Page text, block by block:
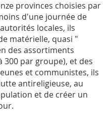
provinces choisies par
d'une journée de
locales, ils
matérielle, quasi "
des assortiments
300 par groupe), et des
et communistes, ils
antireligieuse, au
et de créer un